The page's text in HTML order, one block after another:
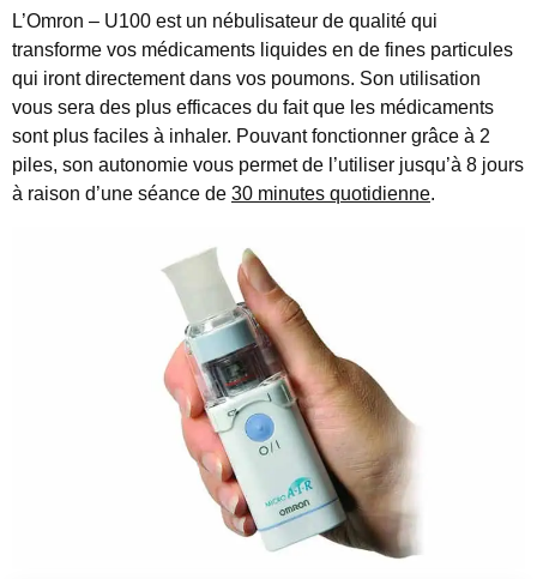
L’Omron – U100 est un nébulisateur de qualité qui
transforme vos médicaments liquides en de fines particules
qui iront directement dans vos poumons. Son utilisation
vous sera des plus efficaces du fait que les médicaments
sont plus faciles à inhaler. Pouvant fonctionner grâce à 2
piles, son autonomie vous permet de l’utiliser jusqu’à 8 jours
à raison d’une séance de 30 minutes quotidienne.